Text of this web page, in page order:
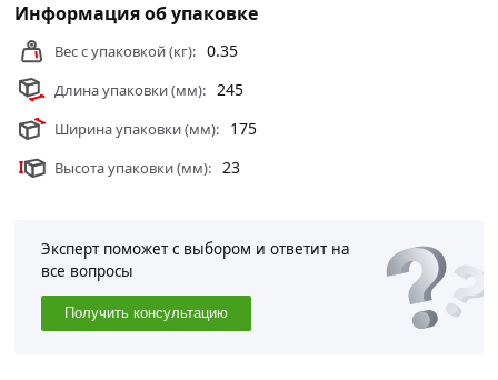
Информация об упаковке
Вес с упаковкой (кг): 0.35
Длина упаковки (мм): 245
Ширина упаковки (мм): 175
Высота упаковки (мм): 23
Эксперт поможет с выбором и ответит на
все вопросы
Получить консультацию